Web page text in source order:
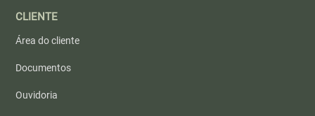
CLIENTE
Área do cliente
Documentos
Ouvidoria